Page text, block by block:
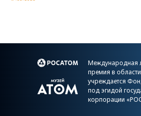
Международная
премия в
учреждается
под эгидой
корпорации